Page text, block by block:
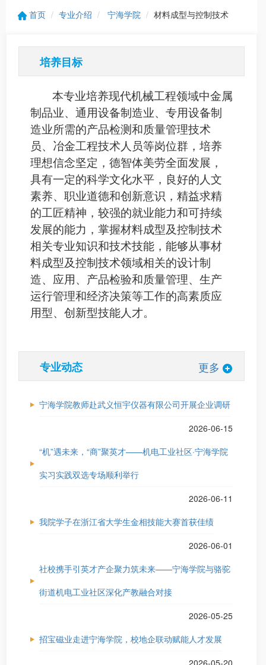
新能源装备技术
首页 专业介绍 宁海学院 材料成型与控制技术
培养目标
本专业培养现代机械工程领域中金属
制品业、通用设备制造业、专用设备制
造业所需的产品检测和质量管理技术
员、冶金工程技术人员等岗位群，培养
理想信念坚定，德智体美劳全面发展，
具有一定的科学文化水平，良好的人文
素养、职业道德和创新意识，精益求精
的工匠精神，较强的就业能力和可持续
发展的能力，掌握材料成型及控制技术
相关专业知识和技术技能，能够从事材
料成型及控制技术领域相关的设计制
造、应用、产品检验和质量管理、生产
运行管理和经济决策等工作的高素质应
用型、创新型技能人才。
专业动态 更多
宁海学院教师赴武义恒宇仪器有限公司开展企业调研
2026-06-15
“机”遇未来，“商”聚英才——机电工业社区·宁海学院
实习实践双选专场顺利举行
2026-06-11
我院学子在浙江省大学生金相技能大赛首获佳绩
2026-06-01
社校携手引英才产企聚力筑未来——宁海学院与骆驼
街道机电工业社区深化产教融合对接
2026-05-25
招宝磁业走进宁海学院，校地企联动赋能人才发展